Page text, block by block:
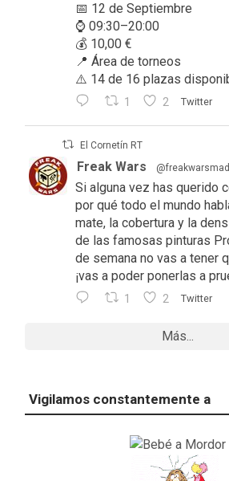
📅 12 de Septiembre
⌚ 09:30–20:00
💰 10,00 €
📍 Área de torneos
⚠️ 14 de 16 plazas
1 2 Twitter
El Cornetín RT
Freak Wars
Si alguna vez has querido
por qué todo el mundo
mate, la cobertura y la
de las famosas pinturas
de semana no vas a tener
¡vas a poder ponerlas a
1 2 Twitter
Más...
Vigilamos constantemente a